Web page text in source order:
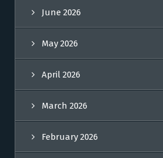
June 2026
May 2026
April 2026
March 2026
February 2026